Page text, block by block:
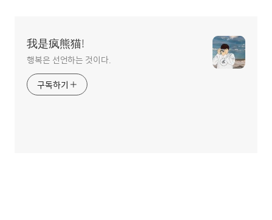
我是疯熊猫!
행복은 선언하는 것이다.
구독하기